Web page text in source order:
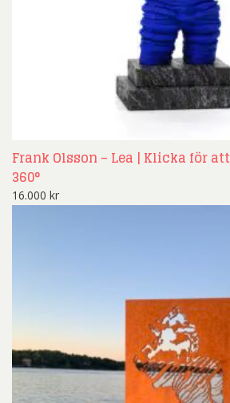
Frank Olsson – Lea | Klicka för
360°
16.000 kr